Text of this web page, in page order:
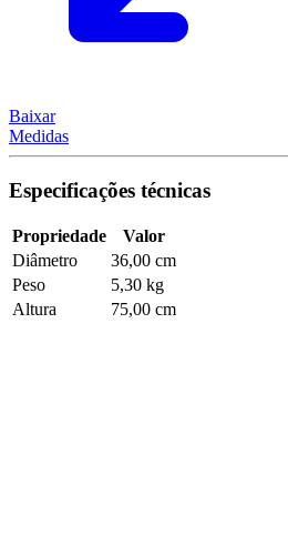
Baixar
Medidas
Especificações técnicas
Propriedade
Valor
Diâmetro
36,00 cm
Peso
5,30 kg
Altura
75,00 cm